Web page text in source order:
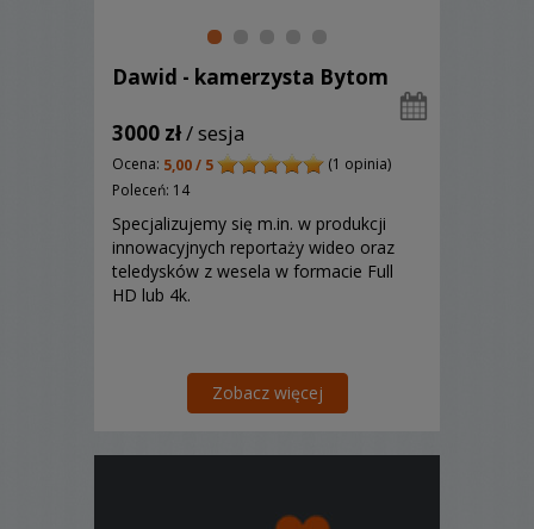
Dawid - kamerzysta Bytom
3000 zł/ sesja
Ocena: 5,00 / 5
(1 opinia)
Poleceń: 14
Specjalizujemy się m.in. w produkcji
innowacyjnych reportaży wideo oraz
teledysków z wesela w formacie Full
HD lub 4k.
Zobacz więcej